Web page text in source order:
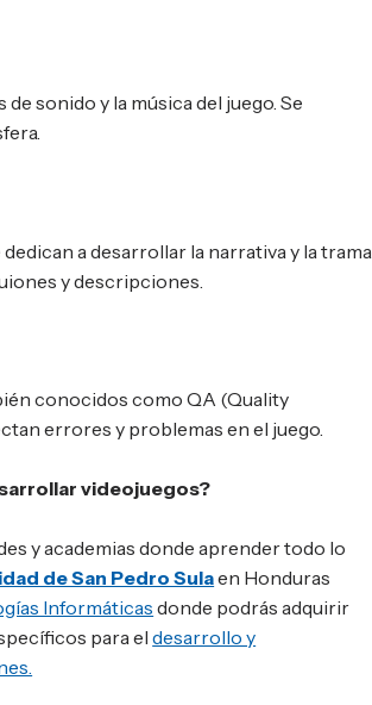
sonido y la música del juego. Se
a desarrollar la narrativa y la trama
y descripciones.
conocidos como QA (Quality
errores y problemas en el juego.
videojuegos?
y academias donde aprender todo lo
de San Pedro Sulaen Honduras
Informáticas donde podrás adquirir
para eldesarrollo y